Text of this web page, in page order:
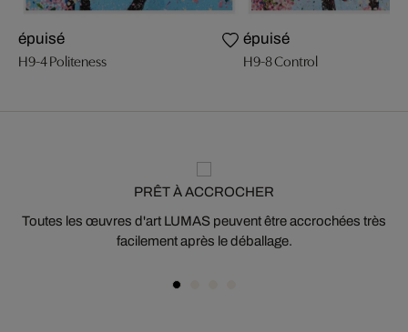
épuisé
H9-4 Politeness
épuisé
H9-8 Control
PRÊT À ACCROCHER
Toutes les œuvres d'art LUMAS peuvent être accrochées très
facilement après le déballage.